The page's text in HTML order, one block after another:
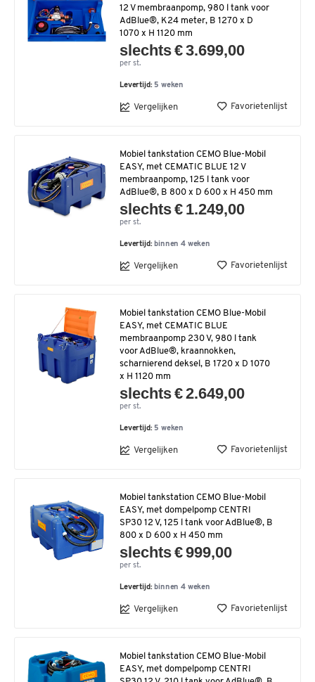
12 V membraanpomp, 980 l tank voor
AdBlue®, K24 meter, B 1270 x D
1070 x H 1120 mm
slechts € 3.699,00
per st.
Levertijd: 5 weken
Vergelijken Favorietenlijst
Mobiel tankstation CEMO Blue-Mobil
EASY, met CEMATIC BLUE 12 V
membraanpomp, 125 l tank voor
AdBlue®, B 800 x D 600 x H 450 mm
slechts € 1.249,00
per st.
Levertijd: binnen 4 weken
Vergelijken Favorietenlijst
Mobiel tankstation CEMO Blue-Mobil
EASY, met CEMATIC BLUE
membraanpomp 230 V, 980 l tank
voor AdBlue®, kraannokken,
scharnierend deksel, B 1720 x D 1070
x H 1120 mm
slechts € 2.649,00
per st.
Levertijd: 5 weken
Vergelijken Favorietenlijst
Mobiel tankstation CEMO Blue-Mobil
EASY, met dompelpomp CENTRI
SP30 12 V, 125 l tank voor AdBlue®, B
800 x D 600 x H 450 mm
slechts € 999,00
per st.
Levertijd: binnen 4 weken
Vergelijken Favorietenlijst
Mobiel tankstation CEMO Blue-Mobil
EASY, met dompelpomp CENTRI